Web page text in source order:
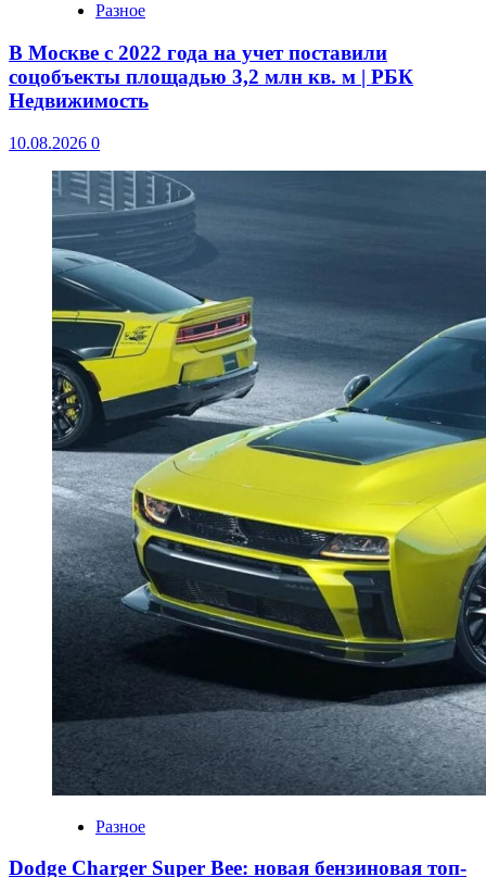
Разное
В Москве с 2022 года на учет поставили
соцобъекты площадью 3,2 млн кв. м | РБК
Недвижимость
10.08.2026 0
Разное
Dodge Charger Super Bee: новая бензиновая топ-